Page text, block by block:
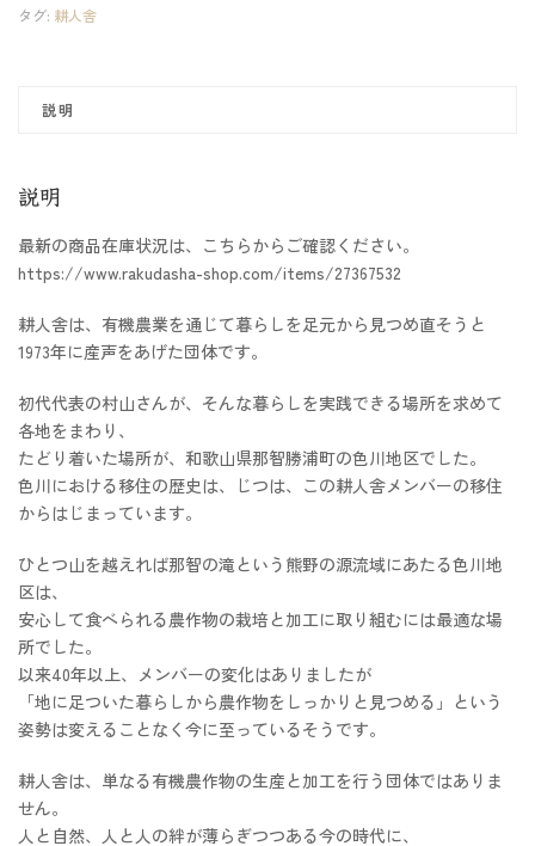
タグ: 耕人舎
説明
説明
最新の商品在庫状況は、こちらからご確認ください。
https://www.rakudasha-shop.com/items/27367532
耕人舎は、有機農業を通じて暮らしを足元から見つめ直そうと
1973年に産声をあげた団体です。
初代代表の村山さんが、そんな暮らしを実践できる場所を求めて
各地をまわり、
たどり着いた場所が、和歌山県那智勝浦町の色川地区でした。
色川における移住の歴史は、じつは、この耕人舎メンバーの移住
からはじまっています。
ひとつ山を越えれば那智の滝という熊野の源流域にあたる色川地
区は、
安心して食べられる農作物の栽培と加工に取り組むには最適な場
所でした。
以来40年以上、メンバーの変化はありましたが
「地に足ついた暮らしから農作物をしっかりと見つめる」という
姿勢は変えることなく今に至っているそうです。
耕人舎は、単なる有機農作物の生産と加工を行う団体ではありま
せん。
人と自然、人と人の絆が薄らぎつつある今の時代に、